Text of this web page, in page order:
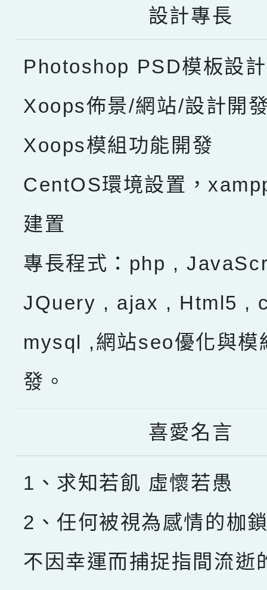
設計專長
Photoshop PSD模板設計
Xoops佈景/網站/設計開
Xoops模組功能開發
CentOS環境設置，
建置
專長程式：php ,
JQuery , ajax , Html5 ,
mysql ,網站seo優化與模
發。
喜愛名言
1、求知若飢 虛懷若愚
2、任何被視為感情的枷
不因幸運而捕捉指間流逝